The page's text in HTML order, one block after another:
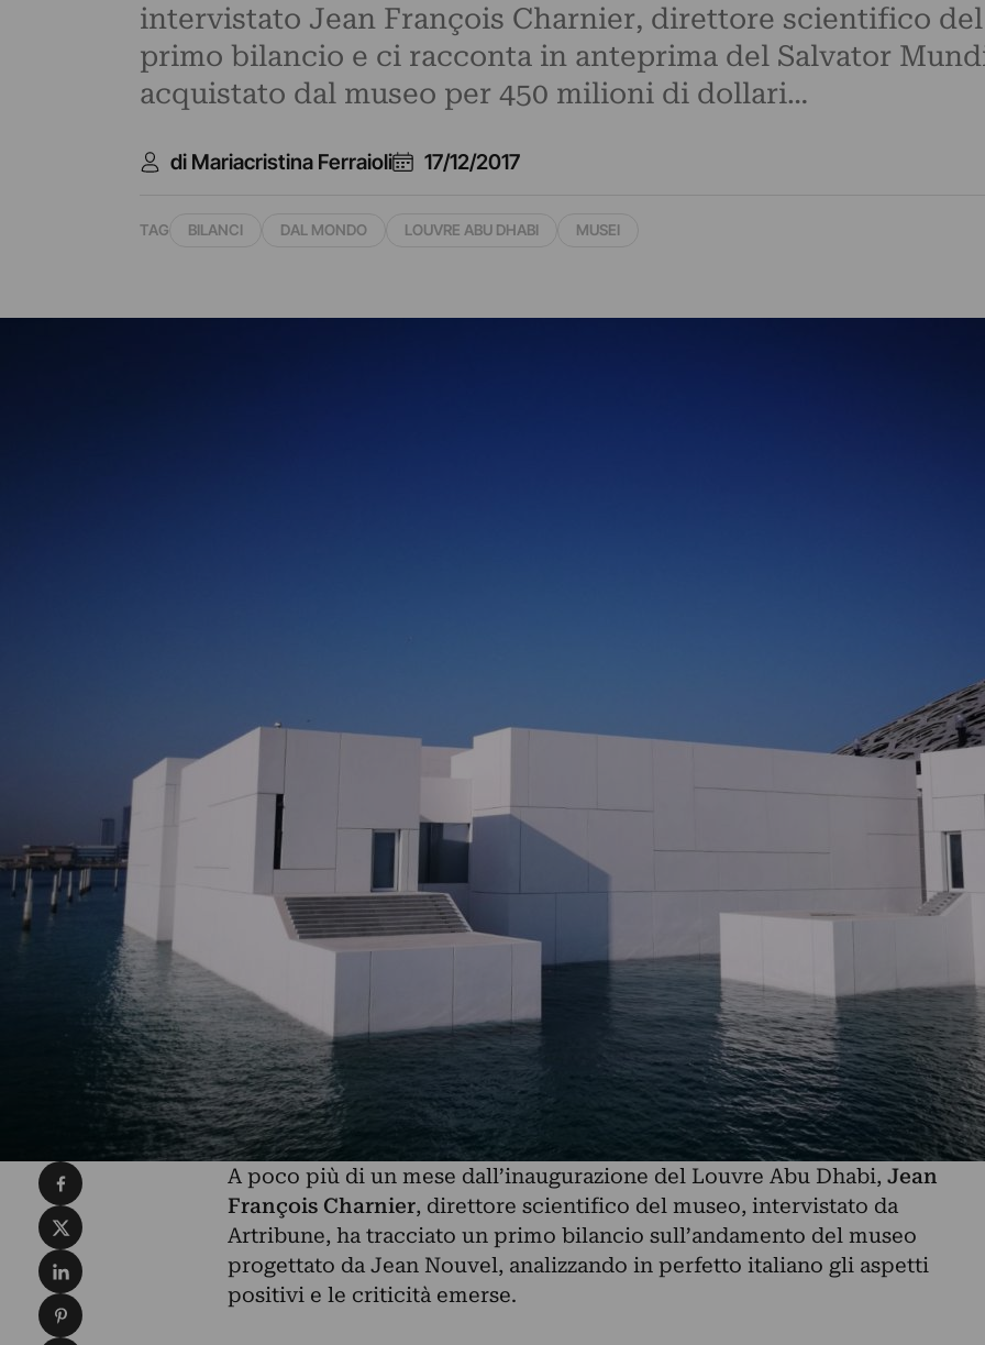
intervistato Jean François Charnier, direttore scientifico
primo bilancio e ci racconta in anteprima del Salvator
acquistato dal museo per 450 milioni di dollari…
di Mariacristina Ferraioli 17/12/2017
TAG BILANCI DAL MONDO LOUVRE ABU DHABI MUSEI
A poco più di un mese dall’inaugurazione del Louvre Abu Dhabi, Jean
François Charnier, direttore scientifico del museo, intervistato da
Artribune, ha tracciato un primo bilancio sull’andamento del museo
progettato da Jean Nouvel, analizzando in perfetto italiano gli aspetti
positivi e le criticità emerse.
Condividi su Facebook
Condividi su X
Condividi su LinkedIn
Condividi su Pinterest